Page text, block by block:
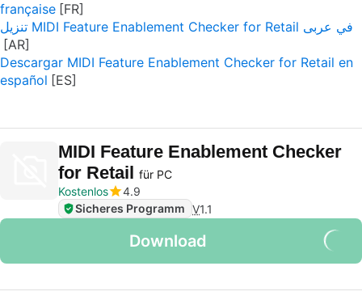
française
تنزيل MIDI Feature Enablement Checker for Retail في عربى
Descargar MIDI Feature Enablement Checker for Retail en
español
MIDI Feature Enablement Checker
for Retail für PC
Kostenlos
4.9
Sicheres Programm V1.1
Download